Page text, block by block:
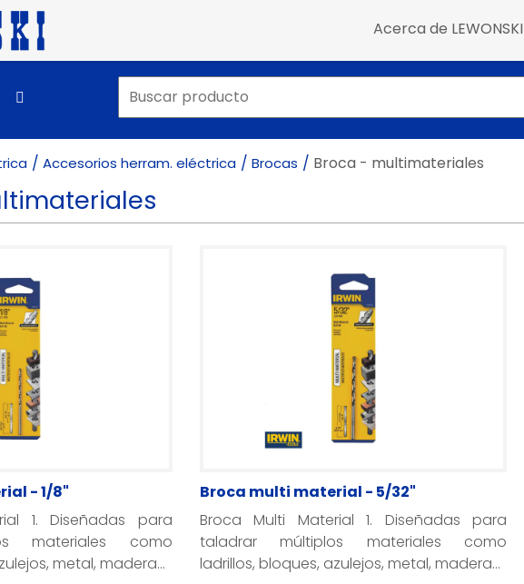
Acerca de LEWONSKI
Accesorios herram. eléctrica Brocas Broca - multimateriales
- 1/8"
1. Diseñadas para
materiales como
metal, madera...
Broca multi material - 5/32"
Broca Multi Material 1. Diseñadas para
taladrar múltiplos materiales como
ladrillos, bloques, azulejos, metal, madera...